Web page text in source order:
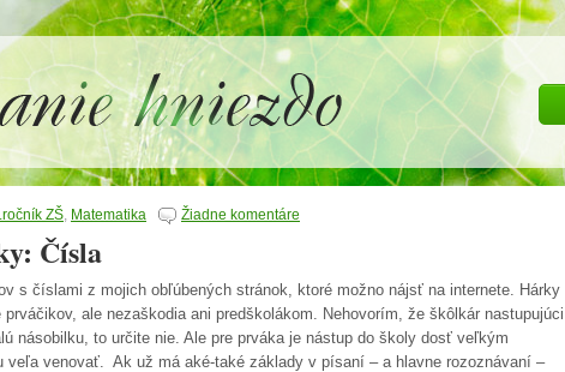
ZŠ, Matematika Žiadne komentáre
Čísla
s číslami z mojich obľúbených stránok, ktoré možno nájsť na internete. Hárky
ale nezaškodia ani predškolákom. Nehovorím, že škôlkár nastupujúci
násobilku, to určite nie. Ale pre prváka je nástup do školy dosť veľkým
veľa venovať. Ak už má aké-také základy v písaní – a hlavne rozoznávaní –